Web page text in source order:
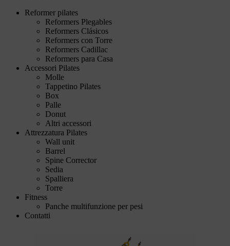
Reformer pilates
Reformers Plegables
Reformers Clásicos
Reformers con Torre
Reformers Cadillac
Reformers para Casa
Accessori Pilates
Molle
Tappetino Pilates
Box
Palle
Donut
Altri accessori
Attrezzatura Pilates
Wall unit
Barrel
Spine Corrector
Sedia
Spalliera
Torre
Fitness
Panche multifunzione per pesi
Contatti